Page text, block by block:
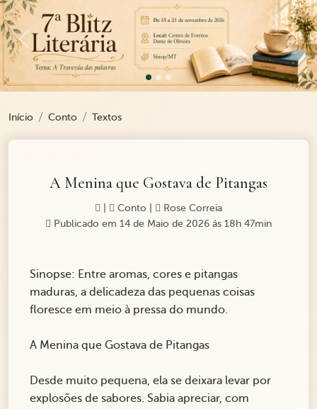
Previous
Início Conto Textos
A Menina que Gostava de Pitangas
Conto
Rose Correia
Publicado em 14 de Maio de 2026 ás 18h 47min
Sinopse: Entre aromas, cores e pitangas
maduras, a delicadeza das pequenas coisas
floresce em meio à pressa do mundo.
A Menina que Gostava de Pitangas
Desde muito pequena, ela se deixara levar por
explosões de sabores. Sabia apreciar, com